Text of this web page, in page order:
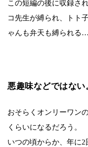
この短編の後に収録さ
コ先生が縛られ、トト
ゃんも弁天も縛られる
悪趣味などではな
おそらくオンリーワン
くらいになるだろう。
いつの頃からか、年に